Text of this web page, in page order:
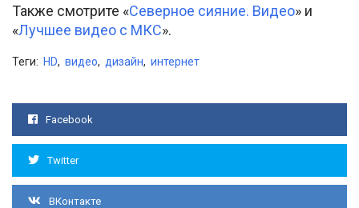
Также смотрите «Северное сияние. Видео» и
«Лучшее видео с МКС».
Теги: HD, видео, дизайн, интернет
Facebook
Twitter
ВКонтакте